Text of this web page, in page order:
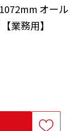
オール
業務用】